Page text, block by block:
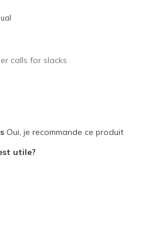
calls for slacks
Oui, je recommande ce produit
utile?